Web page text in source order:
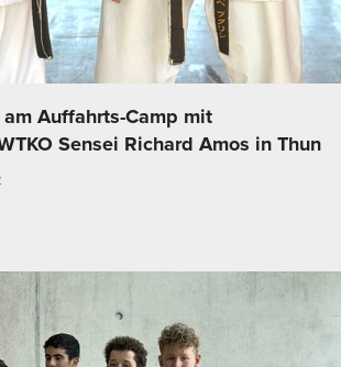
Auffahrts-Camp mit
Sensei Richard Amos in Thun